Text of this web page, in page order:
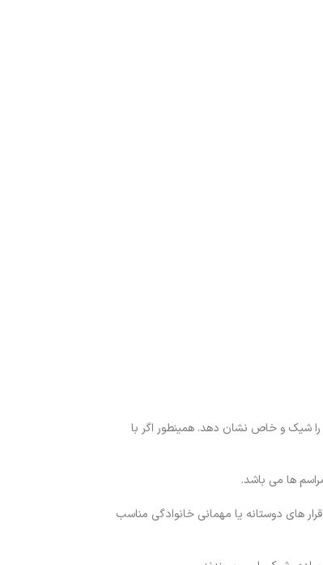
را شیک و خاص نشان دهد. همینطور اگر با
ها می باشد.
های دوستانه یا مهمانی خانوادگی مناسب